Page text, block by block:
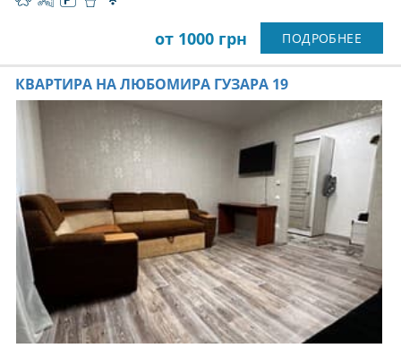
от 1000 грн ПОДРОБНЕЕ
КВАРТИРА НА ЛЮБОМИРА ГУЗАРА 19